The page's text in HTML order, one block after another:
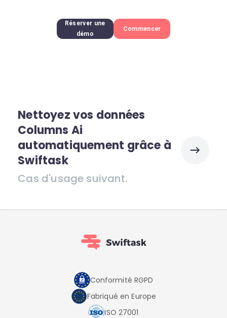
Réserver une
démo
Commencer
Nettoyez vos données
Columns Ai
automatiquement grâce à
Swiftask
Cas d'usage suivant.
Conformité RGPD
Fabriqué en Europe
ISO 27001